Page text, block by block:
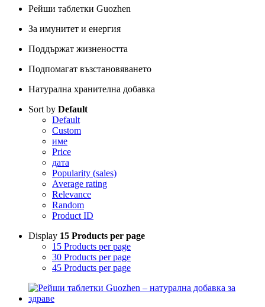
Рейши таблетки Guozhen
За имунитет и енергия
Поддържат жизнеността
Подпомагат възстановяването
Натурална хранителна добавка
Sort by Default
Default
Custom
име
Price
дата
Popularity (sales)
Average rating
Relevance
Random
Product ID
Display 15 Products per page
15 Products per page
30 Products per page
45 Products per page